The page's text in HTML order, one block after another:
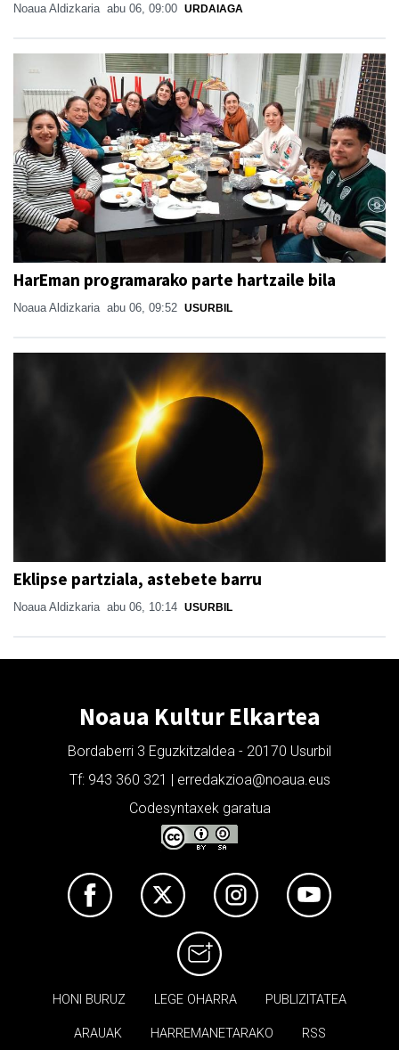
Noaua Aldizkaria abu 06, 09:00 URDAIAGA
HarEman programarako parte hartzaile bila
Noaua Aldizkaria abu 06, 09:52 USURBIL
Eklipse partziala, astebete barru
Noaua Aldizkaria abu 06, 10:14 USURBIL
Noaua Kultur Elkartea
Bordaberri 3 Eguzkitzaldea - 20170 Usurbil
Tf: 943 360 321 | erredakzioa@noaua.eus
Codesyntaxek garatua
HONI BURUZ LEGE OHARRA PUBLIZITATEA
ARAUAK HARREMANETARAKO RSS